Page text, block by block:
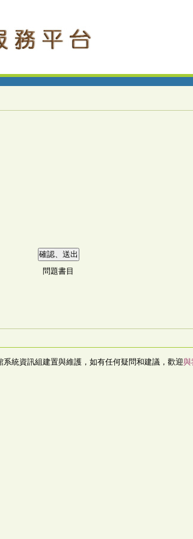
問題書目
統資訊組建置與維護，如有任何疑問和建議，歡迎與